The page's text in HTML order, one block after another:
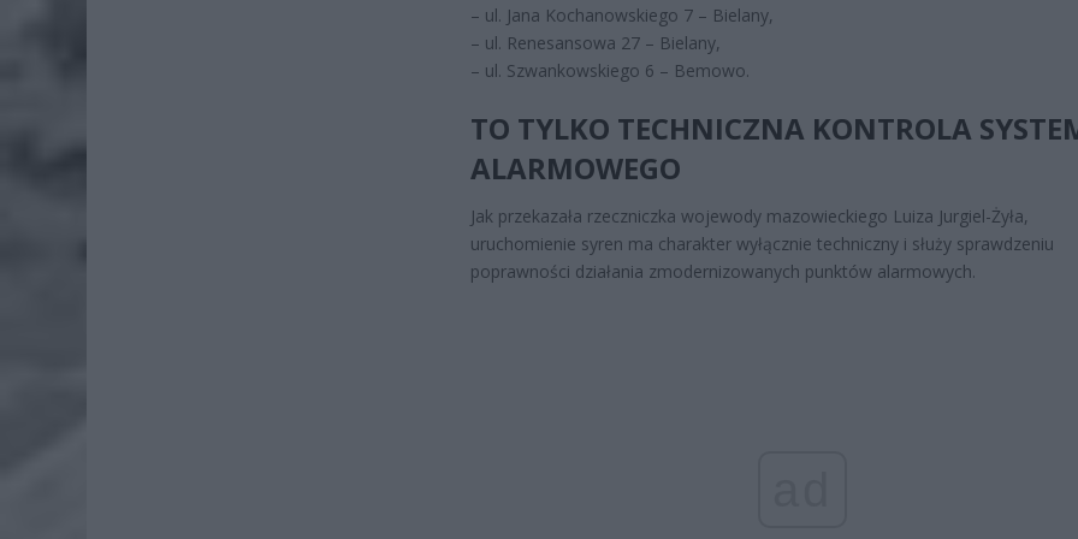
– ul. Jana Kochanowskiego 7 – Bielany,
– ul. Renesansowa 27 – Bielany,
– ul. Szwankowskiego 6 – Bemowo.
TO TYLKO TECHNICZNA KONTROLA
ALARMOWEGO
Jak przekazała rzeczniczka wojewody mazowieckiego Luiza Jurgiel-Żyła,
uruchomienie syren ma charakter wyłącznie techniczny i służy sprawdzeniu
poprawności działania zmodernizowanych punktów alarmowych.